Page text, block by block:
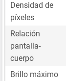
Densidad de
píxeles
Relación
pantalla-
cuerpo
Brillo máximo